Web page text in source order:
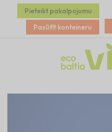
Pieteikt pakalpojumu
Pasūtīt konteineru